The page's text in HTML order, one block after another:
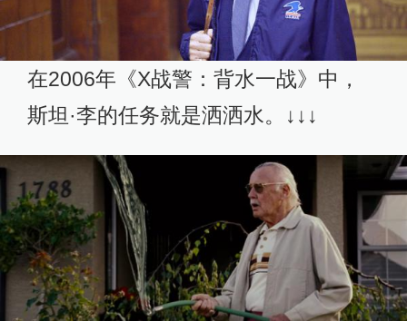
在2006年《X战警：背水一战》中，
斯坦·李的任务就是洒洒水。↓↓↓